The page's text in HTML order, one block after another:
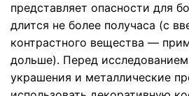
представляет опасности для
длится не более получаса (с
контрастного вещества —
дольше). Перед
украшения и металлические